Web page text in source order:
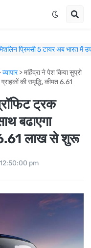
प्रिमसी 5 टायर अब भारत में
Škoda Auto India ने Slavia
का साथ, अब अंग्रेजी दक्षता से
रेडी-मिक्स कंक्रीट प्लांट के साथ
ने भारत में रणनीतिक रेसिप्रोकल
गया: Škoda Kylaq ने एक
में विस्तार; नए मिशलिन टायर्स
मिशलिन टायर्स एंड सर्विसेज स्टोर
ऑटो इंडिया ने H1 2026 में
व्यापार>महिंद्रा ने पेश किया सुप्रो
की समृद्धि, कीमत 6.61
ट्रक
बढाएगा
6.61 लाख से शुरू
pm